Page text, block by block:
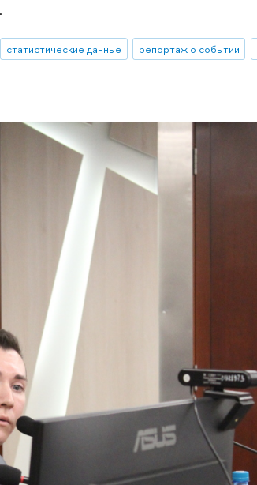
статистические данные репортаж о событии